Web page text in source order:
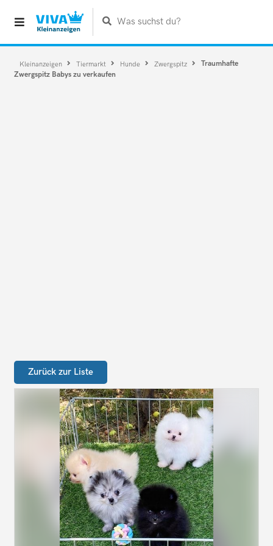
Was suchst du?
Kleinanzeigen Tiermarkt Hunde Zwergspitz
Traumhafte
Zwergspitz Babys zu verkaufen
Zurück zur Liste